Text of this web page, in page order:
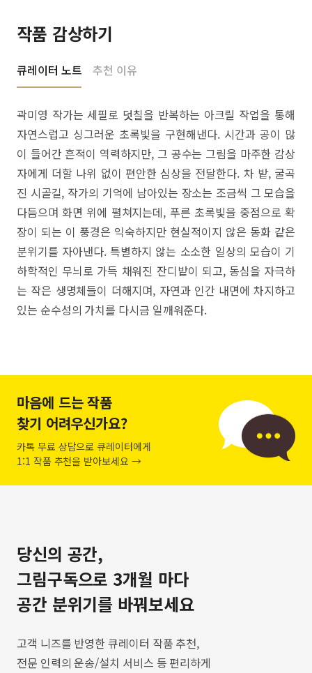
작품 감상하기
큐레이터 노트 추천 이유
곽미영 작가는 세필로 덧칠을 반복하는 아크릴 작업을 통해
자연스럽고 싱그러운 초록빛을 구현해낸다. 시간과 공이 많
이 들어간 흔적이 역력하지만, 그 공수는 그림을 마주한 감상
자에게 더할 나위 없이 편안한 심상을 전달한다. 차 밭, 굴곡
진 시골길, 작가의 기억에 남아있는 장소는 조금씩 그 모습을
다듬으며 화면 위에 펼쳐지는데, 푸른 초록빛을 중점으로 확
장이 되는 이 풍경은 익숙하지만 현실적이지 않은 동화 같은
분위기를 자아낸다. 특별하지 않는 소소한 일상의 모습이 기
하학적인 무늬로 가득 채워진 잔디밭이 되고, 동심을 자극하
는 작은 생명체들이 더해지며, 자연과 인간 내면에 차지하고
있는 순수성의 가치를 다시금 일깨워준다.
마음에 드는 작품
찾기 어려우신가요?
카톡 무료 상담으로 큐레이터에게
1:1 작품 추천을 받아보세요 →
당신의 공간,
그림구독으로 3개월 마다
공간 분위기를 바꿔보세요
고객 니즈를 반영한 큐레이터 작품 추천,
전문 인력의 운송/설치 서비스 등 편리하게